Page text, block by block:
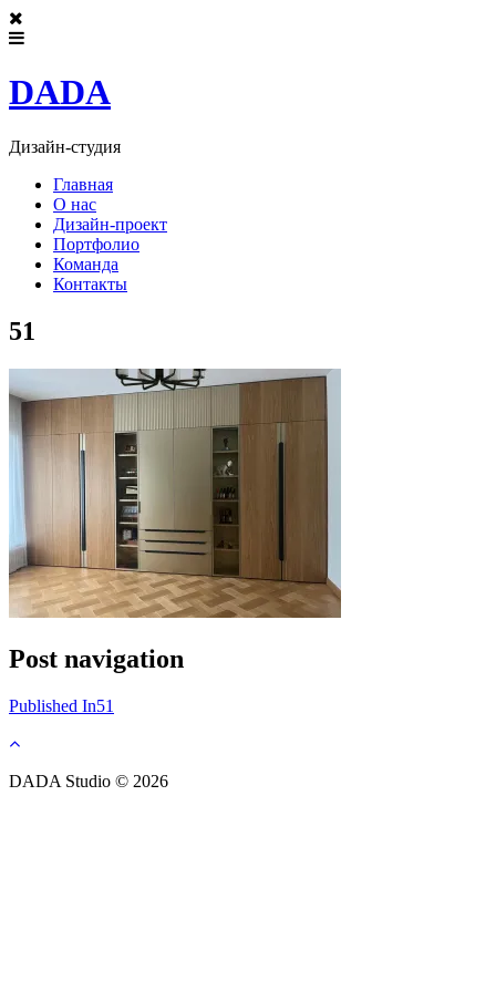
DADA
Дизайн-студия
Главная
О нас
Дизайн-проект
Портфолио
Команда
Контакты
51
Post navigation
Published In51
DADA Studio © 2026